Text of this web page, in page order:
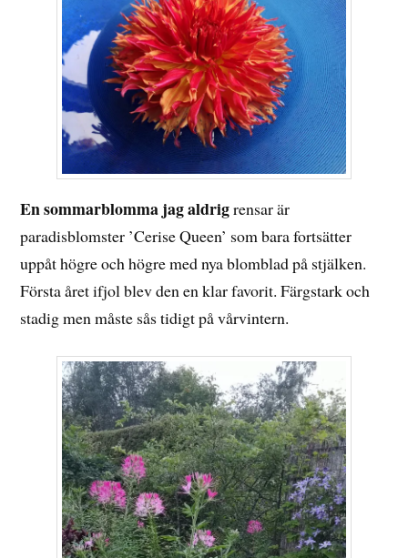
En sommarblomma jag aldrigrensar är
paradisblomster ’Cerise Queen’ som bara fortsätter
uppåt högre och högre med nya blomblad på stjälken.
Första året ifjol blev den en klar favorit. Färgstark och
stadig men måste sås tidigt på vårvintern.